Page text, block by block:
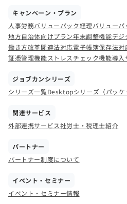
キャンペーン・プラン
人事労務バリューパック経理バリューパ
地方自治体向けプラン年末調整機能デジ
働き方改革関連法対応電子帳簿保存法対
証憑管理機能ストレスチェック機能導入
ジョブカンシリーズ
シリーズ一覧Desktopシリーズ（パッケ
関連サービス
外部連携サービス社労士・税理士紹介
パートナー
パートナー制度について
イベント・セミナー
イベント・セミナー情報